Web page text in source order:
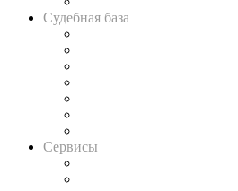
Судебная база
Сервисы